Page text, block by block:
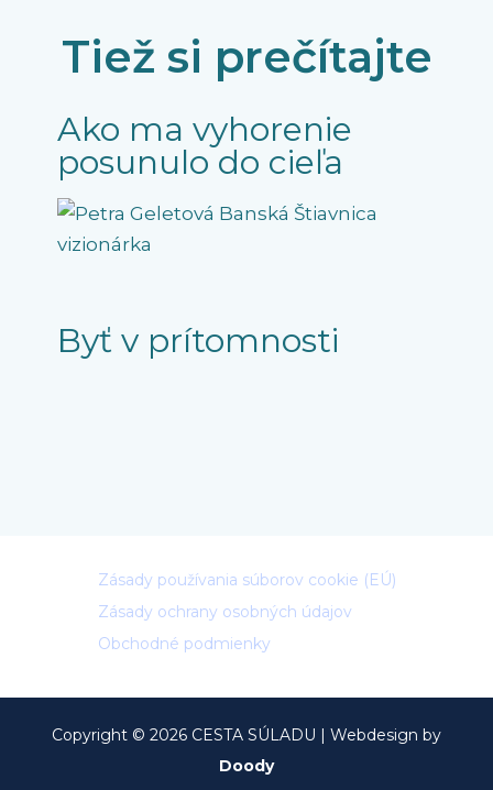
Tiež si prečítajte
Ako ma vyhorenie
posunulo do cieľa
Byť v prítomnosti
Zásady používania súborov cookie (EÚ)
Zásady ochrany osobných údajov
Obchodné podmienky
Copyright © 2026 CESTA SÚLADU | Webdesign by
Doody